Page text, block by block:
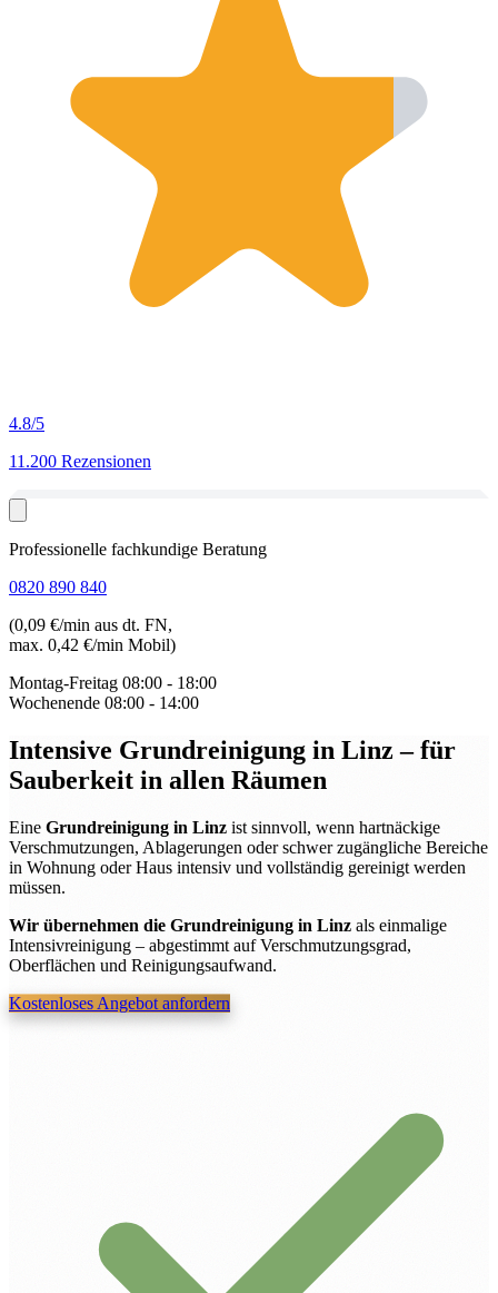
4.8/5
11.200 Rezensionen
Professionelle fachkundige Beratung
0820 890 840
(0,09 €/min aus dt. FN,
max. 0,42 €/min Mobil)
Montag-Freitag 08:00 - 18:00
Wochenende 08:00 - 14:00
Intensive Grundreinigung in Linz– für
Sauberkeit in allen Räumen
Eine Grundreinigung in Linz ist sinnvoll, wenn hartnäckige
Verschmutzungen, Ablagerungen oder schwer zugängliche Bereiche
in Wohnung oder Haus intensiv und vollständig gereinigt werden
müssen.
Wir übernehmen die Grundreinigung in Linz als einmalige
Intensivreinigung – abgestimmt auf Verschmutzungsgrad,
Oberflächen und Reinigungsaufwand.
Kostenloses Angebot anfordern